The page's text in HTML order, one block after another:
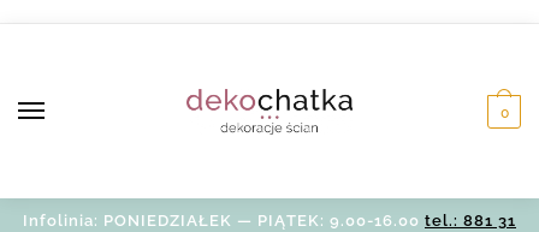
0
Infolinia: PONIEDZIAŁEK — PIĄTEK: 9.00-16.00 tel.: 881 31